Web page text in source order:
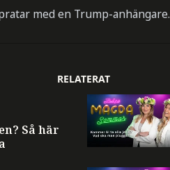
med en Trump-anhängare.
RELATERAT
Så här